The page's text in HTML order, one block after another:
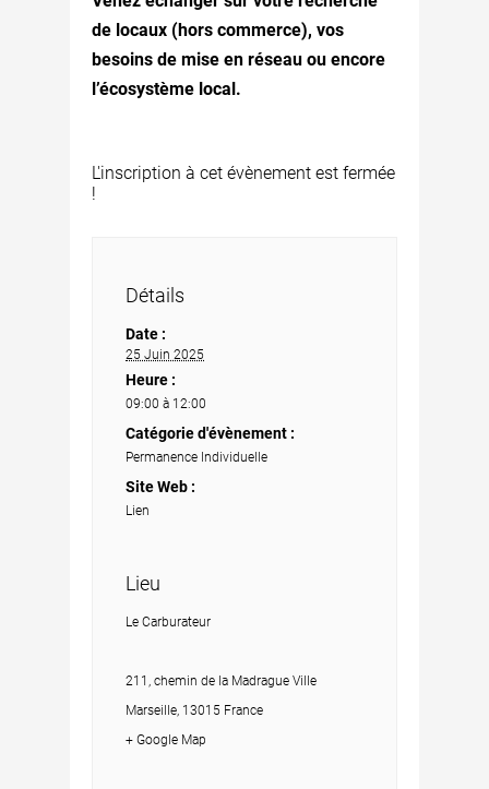
de locaux (hors commerce), vos
besoins de mise en réseau ou encore
l’écosystème local.
L'inscription à cet évènement est fermée
!
Détails
Date :
25 Juin 2025
Heure :
09:00 à 12:00
Catégorie d'évènement :
Permanence Individuelle
Site Web :
Lien
Lieu
Le Carburateur
211, chemin de la Madrague Ville
Marseille, 13015 France
+ Google Map